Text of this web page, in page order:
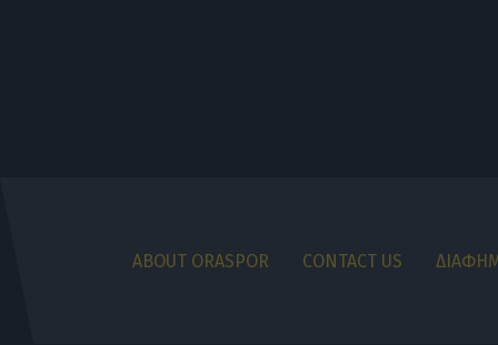
ABOUT ORASPOR CONTACT US